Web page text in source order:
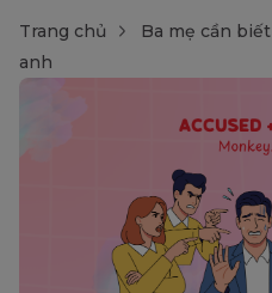
Trang chủ Ba mẹ cần biết
anh